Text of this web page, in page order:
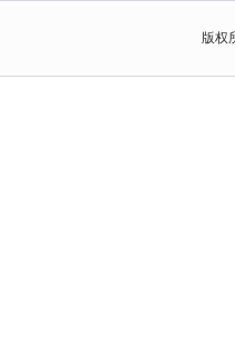
版权